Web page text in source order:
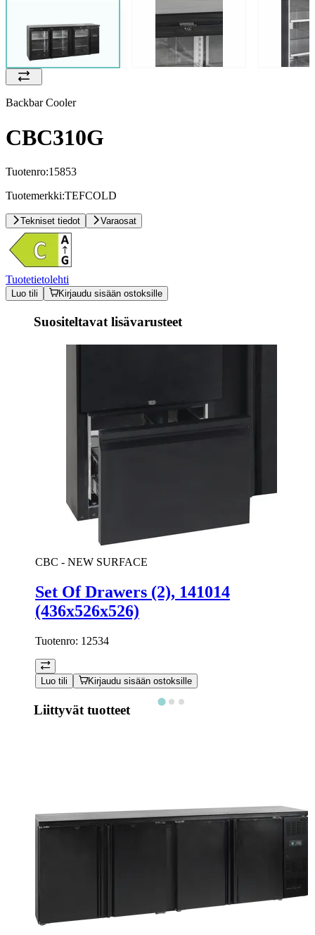
Backbar Cooler
CBC310G
Tuotenro:15853
Tuotemerkki:TEFCOLD
Tekniset tiedot Varaosat
Tuotetietolehti
Luo tili Kirjaudu sisään ostoksille
Suositeltavat lisävarusteet
CBC - NEW SURFACE
Set Of Drawers (2), 141014
(436x526x526)
Tuotenro: 12534
Luo tili Kirjaudu sisään ostoksille
Liittyvät tuotteet